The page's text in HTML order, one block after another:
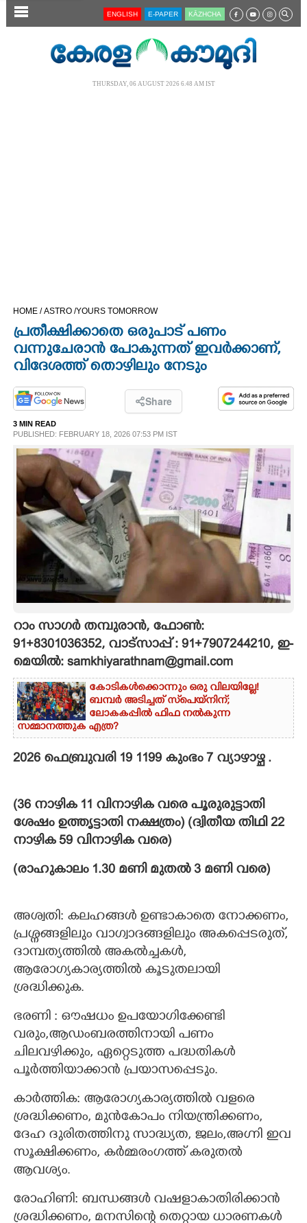
SECTIONS
OPINION
PHOTOS
LIFESTYLE
SPIRITUAL
INFO+
CARTOONS
LITERATURE
ZOOM
CONTACT US
ENGLISH E-PAPER KĀZHCHA
THURSDAY, 06 AUGUST 2026 6.48 AM IST
HOME /ASTRO /YOURS TOMORROW
പ്രതീക്ഷിക്കാതെ ഒരുപാട് പണം
വന്നുചേരാൻ പോകുന്നത് ഇവർക്കാണ്,
വിദേശത്ത് തൊഴിലും നേടും
Share
3 MIN READ
PUBLISHED: FEBRUARY 18, 2026 07:53 PM IST
റാം സാഗർ തമ്പുരാൻ, ഫോൺ:
91+8301036352, വാട്സാപ്പ് : 91+7907244210, ഇ-
മെയിൽ: samkhiyarathnam@gmail.com
കോടികൾക്കൊന്നും ഒരു വിലയില്ലേ!
ബമ്പർ അടിച്ചത് സ്‌പെയ്നിന്;
ലോകകപ്പിൽ ഫിഫ നൽകുന്ന
സമ്മാനത്തുക എത്ര?
2026 ഫെബ്രുവരി 19 1199 കുംഭം 7 വ്യാഴാഴ്ച .
(36 നാഴിക 11 വിനാഴിക വരെ പൂരുരുട്ടാതി
ശേഷം ഉത്തൃട്ടാതി നക്ഷത്രം) (ദ്വിതീയ തിഥി 22
നാഴിക 59 വിനാഴിക വരെ)
(രാഹുകാലം 1.30 മണി മുതൽ 3 മണി വരെ)
അശ്വതി: കലഹങ്ങൾ ഉണ്ടാകാതെ നോക്കണം,
പ്രശ്നങ്ങളിലും വാഗ്വാദങ്ങളിലും അകപ്പെടരുത്,
ദാമ്പത്യത്തിൽ അകൽച്ചകൾ,
ആരോഗ്യകാര്യത്തിൽ കൂടുതലായി
ശ്രദ്ധിക്കുക.
ഭരണി : ഔഷധം ഉപയോഗിക്കേണ്ടി
വരും,ആഡംബരത്തിനായി പണം
ചിലവഴിക്കും, ഏറ്റെടുത്ത പദ്ധതികൾ
പൂർത്തിയാക്കാൻ പ്രയാസപ്പെടും.
കാർത്തിക: ആരോഗ്യകാര്യത്തിൽ വളരെ
ശ്രദ്ധിക്കണം, മുൻകോപം നിയന്ത്രിക്കണം,
ദേഹ ദുരിതത്തിനു സാദ്ധ്യത, ജലം,അഗ്നി ഇവ
സൂക്ഷിക്കണം, കർമ്മരംഗത്ത് കരുതൽ
ആവശ്യം.
രോഹിണി: ബന്ധങ്ങൾ വഷളാകാതിരിക്കാൻ
ശ്രദ്ധിക്കണം, മനസിന്റെ തെറ്റായ ധാരണകൾ